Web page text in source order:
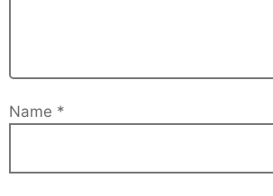
Name *